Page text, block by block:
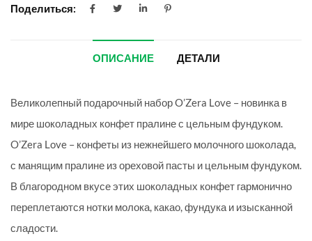
Поделиться:
ОПИСАНИЕ ДЕТАЛИ
Великолепный подарочный набор O’Zera Love – новинка в
мире шоколадных конфет пралине с цельным фундуком.
O’Zera Love – конфеты из нежнейшего молочного шоколада,
с манящим пралине из ореховой пасты и цельным фундуком.
В благородном вкусе этих шоколадных конфет гармонично
переплетаются нотки молока, какао, фундука и изысканной
сладости.